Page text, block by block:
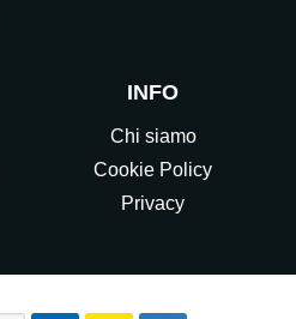
INFO
Chi siamo
Cookie Policy
Privacy